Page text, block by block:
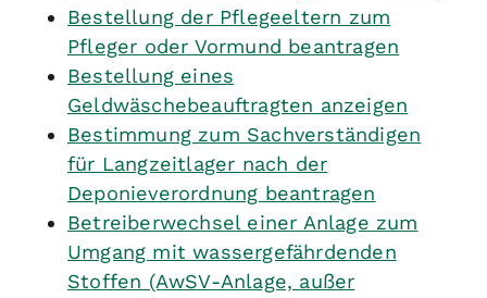
Bestellung der Pflegeeltern zum
Pfleger oder Vormund beantragen
Bestellung eines
Geldwäschebeauftragten anzeigen
Bestimmung zum Sachverständigen
für Langzeitlager nach der
Deponieverordnung beantragen
Betreiberwechsel einer Anlage zum
Umgang mit wassergefährdenden
Stoffen (AwSV-Anlage, außer